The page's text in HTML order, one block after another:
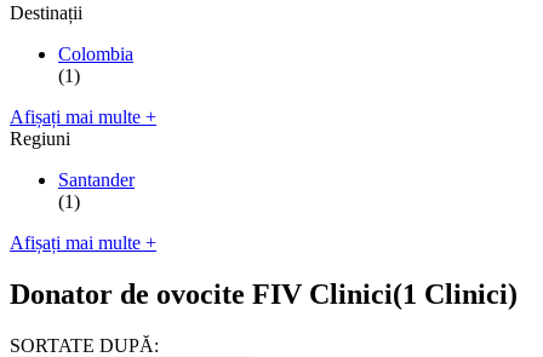
Destinații
Colombia
(1)
Afișați mai multe +
Regiuni
Santander
(1)
Afișați mai multe +
Donator de ovocite FIV Clinici(1 Clinici)
SORTATE DUPĂ: